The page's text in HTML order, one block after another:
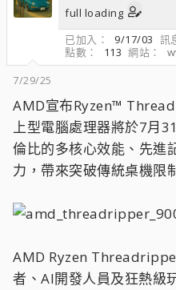
full loading
已加入
9/17/03 訊
點數
113 網站
7/29/25
AMD宣布Ryzen™
上型電腦處理器將於7月
倫比的多核心效能、先進
力，帶來突破傳統桌機限
AMD Ryzen
者、AI開發人員及狂熱級